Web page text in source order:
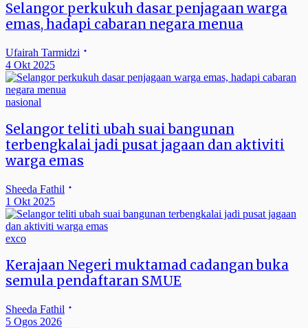
Selangor perkukuh dasar penjagaan warga
emas, hadapi cabaran negara menua
Ufairah Tarmidzi
4 Okt 2025
nasional
Selangor teliti ubah suai bangunan
terbengkalai jadi pusat jagaan dan aktiviti
warga emas
Sheeda Fathil
1 Okt 2025
exco
Kerajaan Negeri muktamad cadangan buka
semula pendaftaran SMUE
Sheeda Fathil
5 Ogos 2026